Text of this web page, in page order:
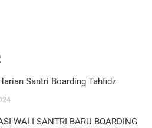
Santri Boarding Tahfidz
WALI SANTRI BARU BOARDING